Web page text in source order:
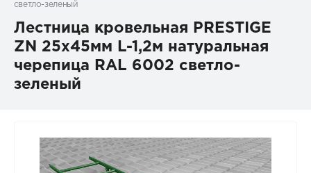
светло-зеленый
Лестница кровельная PRESTIGE
ZN 25x45мм L-1,2м натуральная
черепица RAL 6002 светло-
зеленый